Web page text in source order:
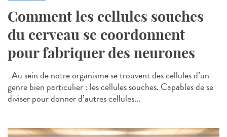
Comment les cellules souches
du cerveau se coordonnent
pour fabriquer des neurones
Au sein de notre organisme se trouvent des cellules d’un
genre bien particulier : les cellules souches. Capables de se
diviser pour donner d’autres cellules...